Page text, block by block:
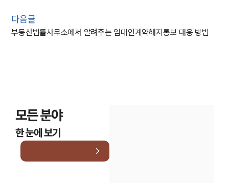
다음글
부동산법률사무소에서 알려주는 임대인계약해지통보 대응 방법
모든 분야
한 눈에 보기